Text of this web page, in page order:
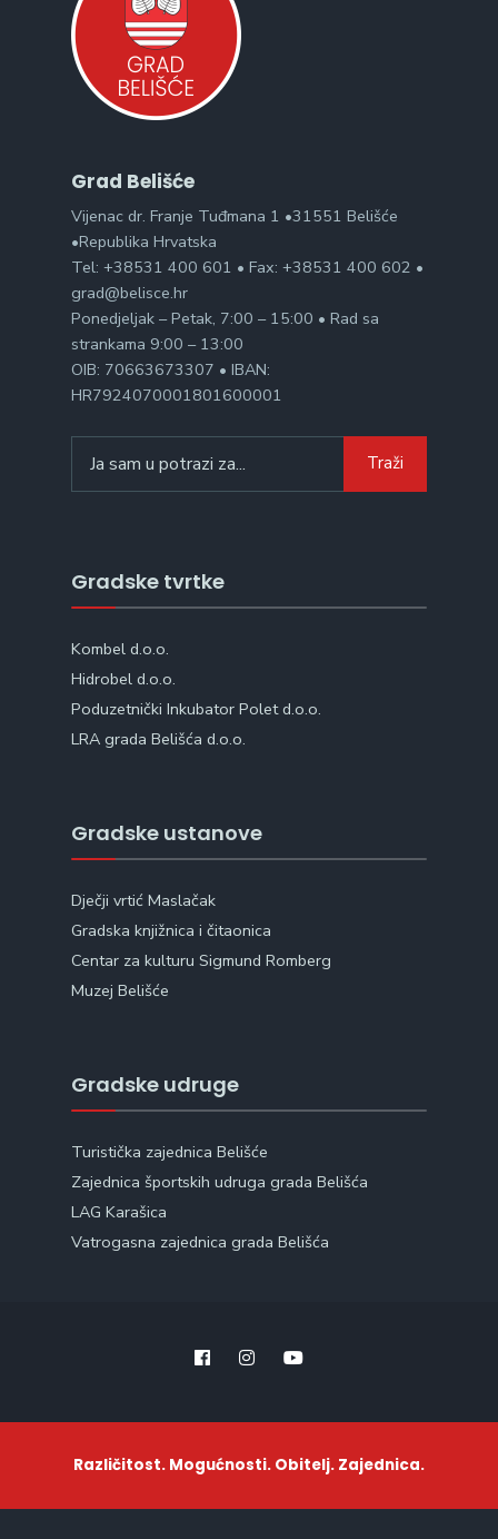
Grad Belišće
Vijenac dr. Franje Tuđmana 1 •31551 Belišće
•Republika Hrvatska
Tel: +38531 400 601 • Fax: +38531 400 602 •
grad@belisce.hr
Ponedjeljak – Petak, 7:00 – 15:00 • Rad sa
strankama 9:00 – 13:00
OIB: 70663673307 • IBAN:
HR7924070001801600001
for:
Traži
Gradske tvrtke
Kombel d.o.o.
Hidrobel d.o.o.
Poduzetnički Inkubator Polet d.o.o.
LRA grada Belišća d.o.o.
Gradske ustanove
Dječji vrtić Maslačak
Gradska knjižnica i čitaonica
Centar za kulturu Sigmund Romberg
Muzej Belišće
Gradske udruge
Turistička zajednica Belišće
Zajednica športskih udruga grada Belišća
LAG Karašica
Vatrogasna zajednica grada Belišća
Različitost. Mogućnosti. Obitelj. Zajednica.